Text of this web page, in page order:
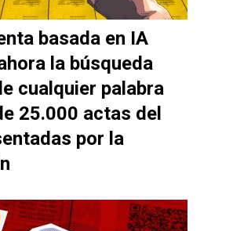
basada en IA
la búsqueda
cualquier palabra
25.000 actas del
por la